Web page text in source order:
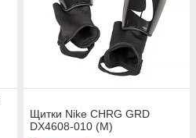
Щитки Nike CHRG GRD
DX4608-010 (М)